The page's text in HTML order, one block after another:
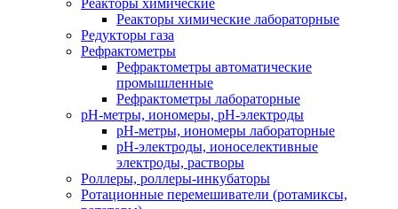
Реакторы химические
Реакторы химические лабораторные
Редукторы газа
Рефрактометры
Рефрактометры автоматические
промышленные
Рефрактометры лабораторные
рН-метры, иономеры, рН-электроды
рН-метры, иономеры лабораторные
рН-электроды, ионоселективные
электроды, растворы
Роллеры, роллеры-инкубаторы
Ротационные перемешиватели (ротамиксы,